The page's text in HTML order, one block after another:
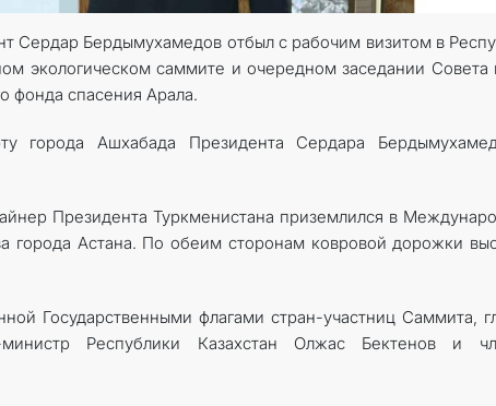
Сердар Бердымухамедов отбыл с рабочим визитом в
экологическом саммите и очередном заседании Совета
фонда спасения Арала.
города Ашхабада Президента Сердара
Президента Туркменистана приземлился в
города Астана. По обеим сторонам ковровой дорожки
Государственными флагами стран-участниц Саммита,
Республики Казахстан Олжас Бектенов и